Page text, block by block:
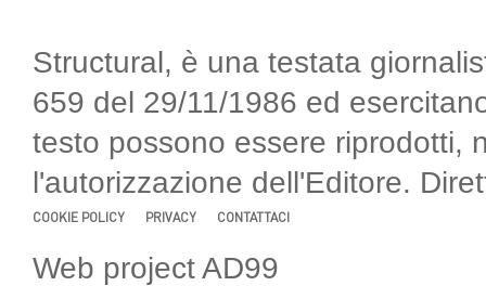
Structural, è una testata
659 del 29/11/1986 ed
testo possono essere riprodotti,
l'autorizzazione dell'Editore.
COOKIE POLICY PRIVACY CONTATTACI
Web project AD99